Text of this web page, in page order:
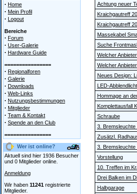
· Home
· Mein Profil
· Logout
Bereiche
· Forum
· User-Galerie
· Hardware Guide
================
· Regionalforen
· Galerie
· Downloads
· Web-Links
· Nutzungsbestimmungen
· Mitglieder
· Team & Kontakt
· Spende an den Club
================
Wer ist online?
Aktuell sind hier 1936 Besucher
und 0 Mitglieder online.
Anmeldung
Wir haben 11241 registrierte
Mitglieder.
Achtung neuer
Kraichgautreff
Kraichgautreff
Massekabel
Suche
Welcher
Welcher
Neues Design:
LED-
Hommage an
Komplettausfall
Schraube
3.
Zusätzl.
3.
Vorstellung
10. Treffen im
Drei Balken im
Halbgarage